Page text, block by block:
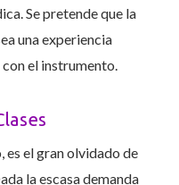
Se pretende que la
una experiencia
el instrumento.
es el gran olvidado de
la escasa demanda